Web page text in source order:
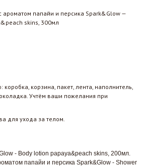
ароматом папайи и персика Spark&Glow —
skins, 300мл
корзина, пакет, лента, наполнитель,
Учтём ваши пожелания при
для ухода за телом.
- Body lotion papaya&peach skins, 200мл.
папайи и персика Spark&Glow - Shower